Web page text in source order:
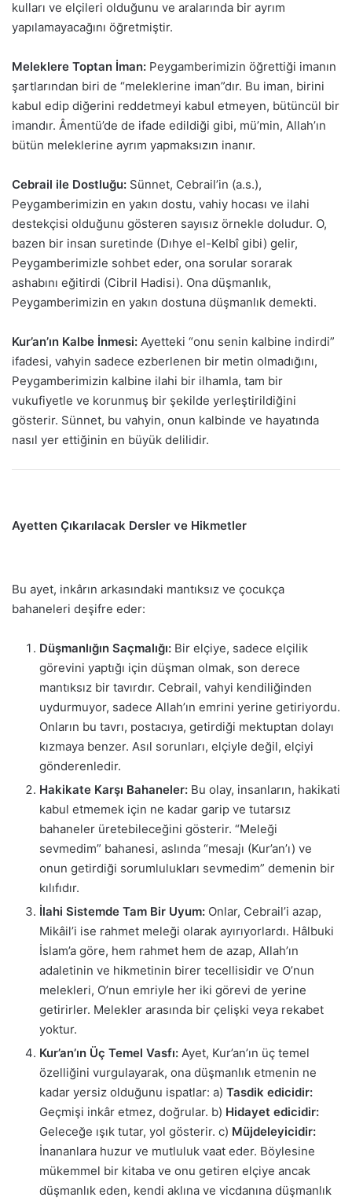
kulları ve elçileri olduğunu ve aralarında bir ayrım
yapılamayacağını öğretmiştir.
Meleklere Toptan İman: Peygamberimizin öğrettiği imanın
şartlarından biri de “meleklerine iman”dır. Bu iman, birini
kabul edip diğerini reddetmeyi kabul etmeyen, bütüncül bir
imandır. Âmentü’de de ifade edildiği gibi, mü’min, Allah’ın
bütün meleklerine ayrım yapmaksızın inanır.
Cebrail ile Dostluğu: Sünnet, Cebrail’in (a.s.),
Peygamberimizin en yakın dostu, vahiy hocası ve ilahi
destekçisi olduğunu gösteren sayısız örnekle doludur. O,
bazen bir insan suretinde (Dıhye el-Kelbî gibi) gelir,
Peygamberimizle sohbet eder, ona sorular sorarak
ashabını eğitirdi (Cibril Hadisi). Ona düşmanlık,
Peygamberimizin en yakın dostuna düşmanlık demekti.
Kur’an’ın Kalbe İnmesi: Ayetteki “onu senin kalbine indirdi”
ifadesi, vahyin sadece ezberlenen bir metin olmadığını,
Peygamberimizin kalbine ilahi bir ilhamla, tam bir
vukufiyetle ve korunmuş bir şekilde yerleştirildiğini
gösterir. Sünnet, bu vahyin, onun kalbinde ve hayatında
nasıl yer ettiğinin en büyük delilidir.
Ayetten Çıkarılacak Dersler ve Hikmetler
Bu ayet, inkârın arkasındaki mantıksız ve çocukça
bahaneleri deşifre eder:
Düşmanlığın Saçmalığı: Bir elçiye, sadece elçilik
görevini yaptığı için düşman olmak, son derece
mantıksız bir tavırdır. Cebrail, vahyi kendiliğinden
uydurmuyor, sadece Allah’ın emrini yerine getiriyordu.
Onların bu tavrı, postacıya, getirdiği mektuptan dolayı
kızmaya benzer. Asıl sorunları, elçiyle değil, elçiyi
gönderenledir.
Hakikate Karşı Bahaneler: Bu olay, insanların, hakikati
kabul etmemek için ne kadar garip ve tutarsız
bahaneler üretebileceğini gösterir. “Meleği
sevmedim” bahanesi, aslında “mesajı (Kur’an’ı) ve
onun getirdiği sorumlulukları sevmedim” demenin bir
kılıfıdır.
İlahi Sistemde Tam Bir Uyum: Onlar, Cebrail’i azap,
Mikâil’i ise rahmet meleği olarak ayırıyorlardı. Hâlbuki
İslam’a göre, hem rahmet hem de azap, Allah’ın
adaletinin ve hikmetinin birer tecellisidir ve O’nun
melekleri, O’nun emriyle her iki görevi de yerine
getirirler. Melekler arasında bir çelişki veya rekabet
yoktur.
Kur’an’ın Üç Temel Vasfı: Ayet, Kur’an’ın üç temel
özelliğini vurgulayarak, ona düşmanlık etmenin ne
kadar yersiz olduğunu ispatlar: a) Tasdik edicidir:
Geçmişi inkâr etmez, doğrular. b) Hidayet edicidir:
Geleceğe ışık tutar, yol gösterir. c) Müjdeleyicidir:
İnananlara huzur ve mutluluk vaat eder. Böylesine
mükemmel bir kitaba ve onu getiren elçiye ancak
düşmanlık eden, kendi aklına ve vicdanına düşmanlık